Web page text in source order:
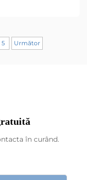
5 Următor
în curând.